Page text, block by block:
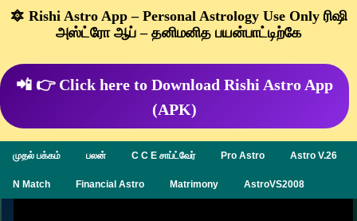
🔯 Rishi Astro App – Personal Astrology Use Only ரிஷி
அஸ்ட்ரோ ஆப் – தனிமனித பயன்பாட்டிற்கே
📲 👉 Click here to Download Rishi Astro App
(APK)
முதல் பக்கம் பலன் C C E சாப்ட்வேர் Pro Astro Astro V.26
N Match Financial Astro Matrimony AstroVS2008